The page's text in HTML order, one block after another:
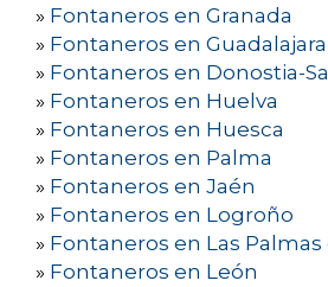
» Fontaneros en Granada
» Fontaneros en Guadalajara
» Fontaneros en Donostia-
» Fontaneros en Huelva
» Fontaneros en Huesca
» Fontaneros en Palma
» Fontaneros en Jaén
» Fontaneros en Logroño
» Fontaneros en Las Palmas
» Fontaneros en León